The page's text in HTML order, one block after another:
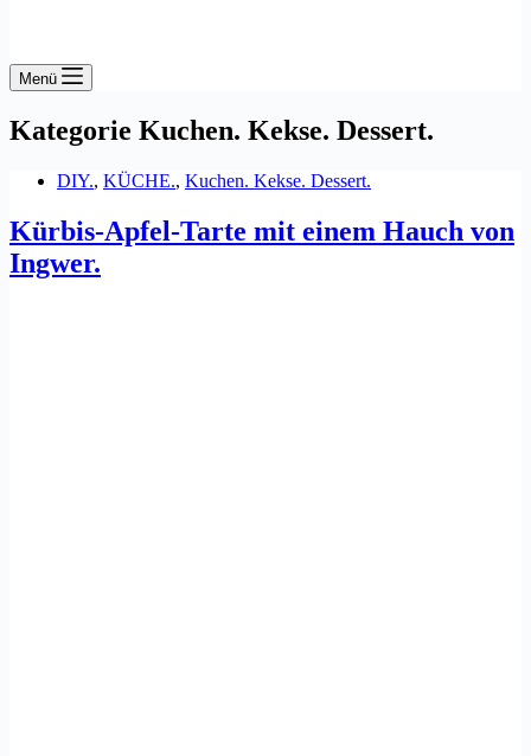
Menü
Kategorie Kuchen. Kekse. Dessert.
DIY., KÜCHE., Kuchen. Kekse. Dessert.
Kürbis-Apfel-Tarte mit einem Hauch von
Ingwer.